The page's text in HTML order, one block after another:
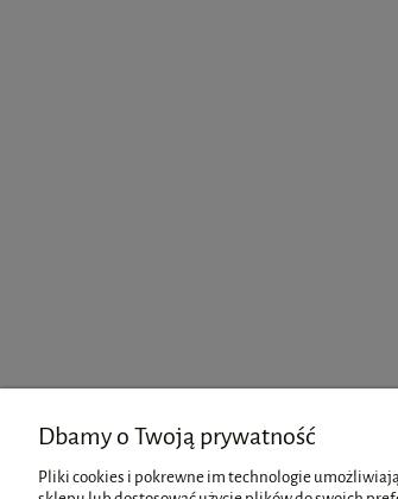
Dbamy o Twoją prywatność
Pliki cookies i pokrewne im technologie